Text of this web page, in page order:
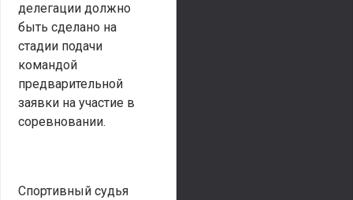
делегации должно
быть сделано на
стадии подачи
командой
предварительной
заявки на участие в
соревновании.
Спортивный судья